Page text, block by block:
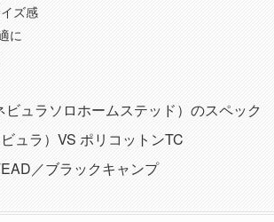
ズ感
に
ュラソロホームステッド）のスペック
ュラ）VS ポリコットンTC
／ブラックキャンプ